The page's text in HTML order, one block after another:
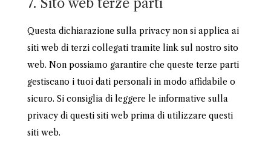
7. Sito web terze parti
Questa dichiarazione sulla privacy non si applica ai
siti web di terzi collegati tramite link sul nostro sito
web. Non possiamo garantire che queste terze parti
gestiscano i tuoi dati personali in modo affidabile o
sicuro. Si consiglia di leggere le informative sulla
privacy di questi siti web prima di utilizzare questi
siti web.